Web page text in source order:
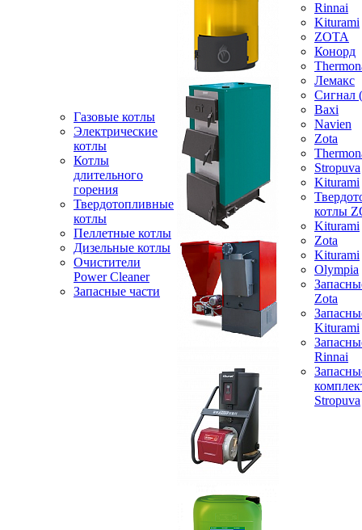
Газовые котлы
Электрические
котлы
Котлы
длительного
горения
Твердотопливные
котлы
Пеллетные котлы
Дизельные котлы
Очистители
Power Cleaner
Запасные части
Rinnai
Kiturami
ZOTA
Конорд
Лемакс
Baxi
Navien
Zota
Stropuva
Kiturami
котлы
Kiturami
Zota
Kiturami
Olympia
Zota
Kiturami
Rinnai
Stropuva